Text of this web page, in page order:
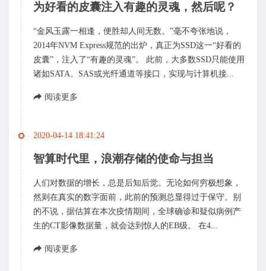
为好看的皮囊注入有趣的灵魂，然后呢？
“金风玉露一相逢，便胜却人间无数。”毫不夸张地说，
2014年NVM Express规范的出炉，真正为SSD这一“好看的
皮囊”，注入了“有趣的灵魂”。 此前，大多数SSD只能使用
诸如SATA、SAS或光纤通道等接口，实现与计算机接...
阅读更多
2020-04-14 18:41:24
智算时代里，浪潮存储的使命与担当
人们对数据的增长，总是后知后觉。无论如何穷极想象，
然则在真实的数字面前，此前的预测总显得过于保守。别
的不说，据估算在本次疫情期间，全球确诊和疑似病例产
生的CT影像数据量，就会达到惊人的EB级。 在4...
阅读更多